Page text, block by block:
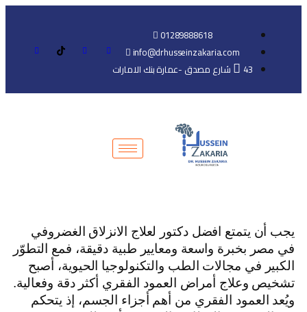
01289888618
info@drhusseinzakaria.com
43 شارع مصدق -عمارة بنك الامارات
يجب أن يتمتع افضل دكتور لعلاج الانزلاق الغضروفي
في مصر بخبرة واسعة ومعايير طبية دقيقة، فمع التطوّر
الكبير في مجالات الطب والتكنولوجيا الحيوية، أصبح
تشخيص وعلاج أمراض العمود الفقري أكثر دقة وفعالية.
ويُعد العمود الفقري من أهم أجزاء الجسم، إذ يتحكم